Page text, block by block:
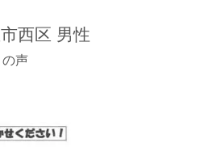
西区 男性
声